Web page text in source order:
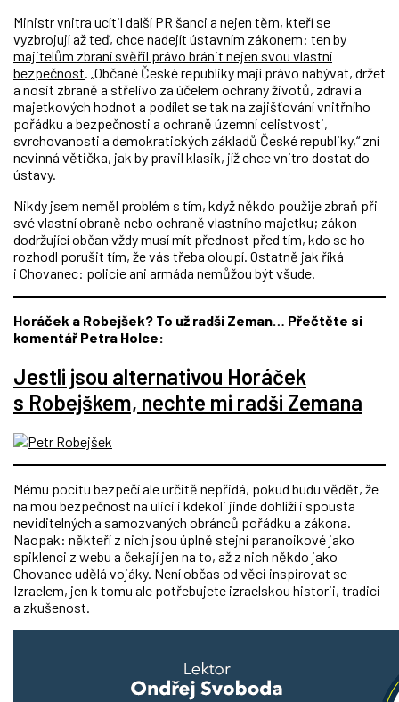
Ministr vnitra ucítil další PR šanci a nejen těm, kteří se
vyzbrojují až teď, chce nadejít ústavním zákonem: ten by
majitelům zbraní svěřil právo bránit nejen svou vlastní
bezpečnost. „Občané České republiky mají právo nabývat, držet
a nosit zbraně a střelivo za účelem ochrany životů, zdraví a
majetkových hodnot a podílet se tak na zajišťování vnitřního
pořádku a bezpečnosti a ochraně územní celistvosti,
svrchovanosti a demokratických základů České republiky,“ zní
nevinná větička, jak by pravil klasik, jíž chce vnitro dostat do
ústavy.
Nikdy jsem neměl problém s tím, když někdo použije zbraň při
své vlastní obraně nebo ochraně vlastního majetku; zákon
dodržující občan vždy musí mít přednost před tím, kdo se ho
rozhodl porušit tím, že vás třeba oloupí. Ostatně jak říká
i Chovanec: policie ani armáda nemůžou být všude.
Horáček a Robejšek? To už radši Zeman… Přečtěte si
komentář Petra Holce:
Jestli jsou alternativou Horáček
s Robejškem, nechte mi radši Zemana
Mému pocitu bezpečí ale určitě nepřidá, pokud budu vědět, že
na mou bezpečnost na ulici i kdekoli jinde dohlíží i spousta
neviditelných a samozvaných obránců pořádku a zákona.
Naopak: někteří z nich jsou úplně stejní paranoikové jako
spiklenci z webu a čekají jen na to, až z nich někdo jako
Chovanec udělá vojáky. Není občas od věci inspirovat se
Izraelem, jen k tomu ale potřebujete izraelskou historii, tradici
a zkušenost.